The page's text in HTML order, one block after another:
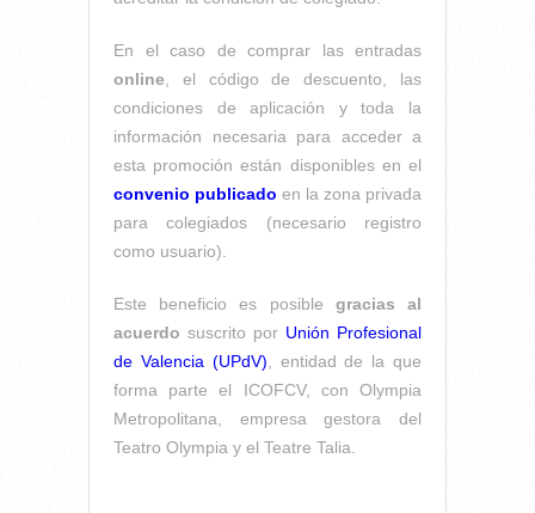
En el caso de comprar las entradas
online, el código de descuento, las
condiciones de aplicación y toda la
información necesaria para acceder a
esta promoción están disponibles en el
convenio publicado en la zona privada
para colegiados (necesario registro
como usuario).
Este beneficio es posible gracias al
acuerdo suscrito por Unión Profesional
de Valencia (UPdV), entidad de la que
forma parte el ICOFCV, con Olympia
Metropolitana, empresa gestora del
Teatro Olympia y el Teatre Talia.